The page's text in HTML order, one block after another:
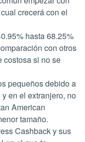
crecerá con el
hasta 68.25%
con otros
costosa si no se
pequeños debido a
en el extranjero, no
American
tamaño.
Cashback y sus